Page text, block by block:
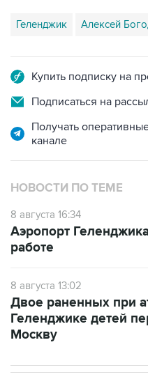
Геленджик Алексей
Купить подписку на
Подписаться на
Получать
канале
НОВОСТИ ПО ТЕМЕ
8 августа 16:34
Аэропорт
работе
8 августа 13:02
Двое раненных при
Геленджике детей
Москву